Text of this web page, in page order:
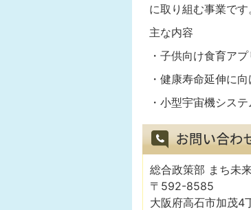
に取り組む事業です
主な内容
・子供向け食育ア
・健康寿命延伸に
・小型宇宙機シス
総合政策部 まち未
〒592-8585
大阪府高石市加茂4